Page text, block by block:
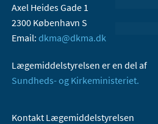
Axel Heides Gade 1
2300 København S
Email: dkma@dkma.dk
Lægemiddelstyrelsen er en del af
Sundheds- og Kirkeministeriet.
Kontakt Lægemiddelstyrelsen